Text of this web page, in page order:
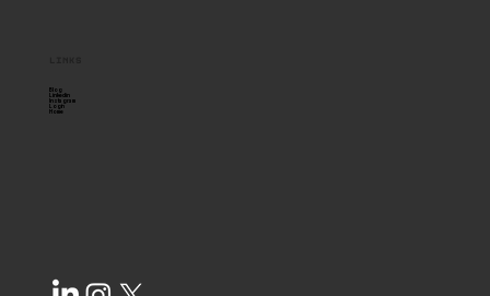
Blog
Linkedin
Instagram
Login
Home